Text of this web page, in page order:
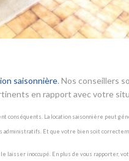
saisonnière. Nos conseillers
en rapport avec votre
conséquents. La location saisonnière peut
Et que votre bien soit
laisser inoccupé. En plus de vous rapporter,